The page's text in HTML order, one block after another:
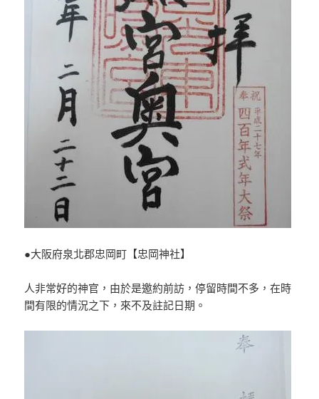
●大阪府泉北郡忠岡町【忠岡神社】
人非常好的神官，由於是邀約前訪，停留時間不多，在時
間有限的情況之下，來不及註記日期。